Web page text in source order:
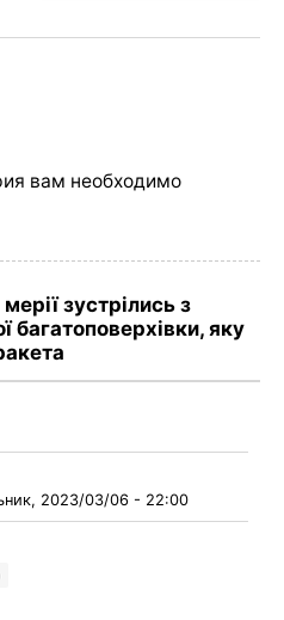
вам необходимо
зустрілись з
багатоповерхівки, яку
2023/03/06 - 22:00